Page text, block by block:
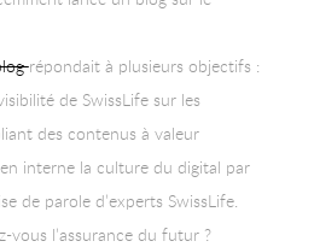
répondait à plusieurs objectifs :
de SwissLife sur les
des contenus à valeur
interne la culture du digital par
de parole d’experts SwissLife.
vous l’assurance du futur ?